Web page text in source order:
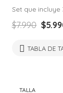
Set que
$7.990 El
$
TABLA DE
TALLA